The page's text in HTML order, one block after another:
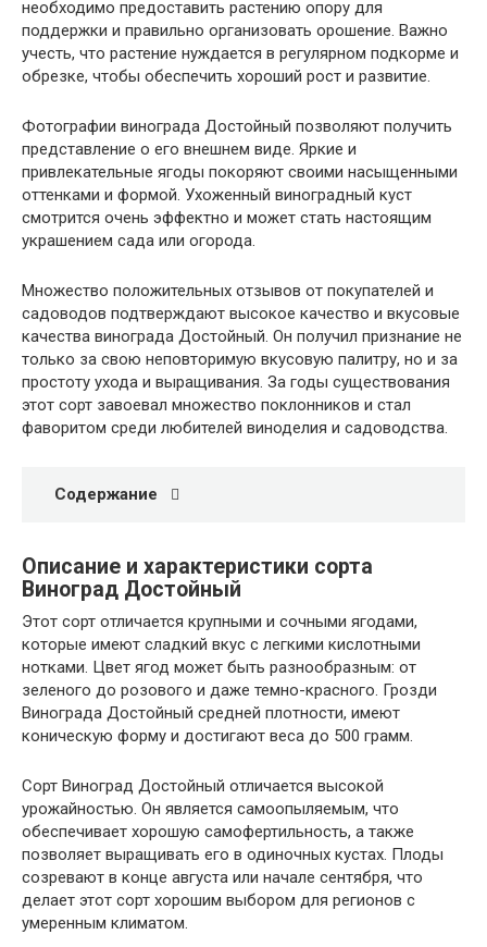
необходимо предоставить растению опору для
поддержки и правильно организовать орошение. Важно
учесть, что растение нуждается в регулярном подкорме и
обрезке, чтобы обеспечить хороший рост и развитие.
Фотографии винограда Достойный позволяют получить
представление о его внешнем виде. Яркие и
привлекательные ягоды покоряют своими насыщенными
оттенками и формой. Ухоженный виноградный куст
смотрится очень эффектно и может стать настоящим
украшением сада или огорода.
Множество положительных отзывов от покупателей и
садоводов подтверждают высокое качество и вкусовые
качества винограда Достойный. Он получил признание не
только за свою неповторимую вкусовую палитру, но и за
простоту ухода и выращивания. За годы существования
этот сорт завоевал множество поклонников и стал
фаворитом среди любителей виноделия и садоводства.
Содержание
Описание и характеристики сорта
Виноград Достойный
Этот сорт отличается крупными и сочными ягодами,
которые имеют сладкий вкус с легкими кислотными
нотками. Цвет ягод может быть разнообразным: от
зеленого до розового и даже темно-красного. Грозди
Винограда Достойный средней плотности, имеют
коническую форму и достигают веса до 500 грамм.
Сорт Виноград Достойный отличается высокой
урожайностью. Он является самоопыляемым, что
обеспечивает хорошую самофертильность, а также
позволяет выращивать его в одиночных кустах. Плоды
созревают в конце августа или начале сентября, что
делает этот сорт хорошим выбором для регионов с
умеренным климатом.